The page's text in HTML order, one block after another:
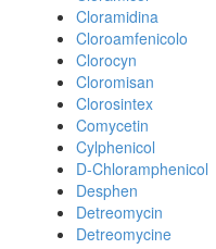
Cloramidina
Cloroamfenicolo
Clorocyn
Cloromisan
Clorosintex
Comycetin
Cylphenicol
D-Chloramphenicol
Desphen
Detreomycin
Detreomycine